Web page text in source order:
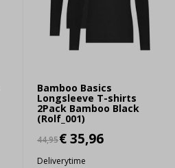
Bamboo Basics
Longsleeve T-shirts
2Pack Bamboo Black
(Rolf_001)
44,95€ 35,96
Deliverytime